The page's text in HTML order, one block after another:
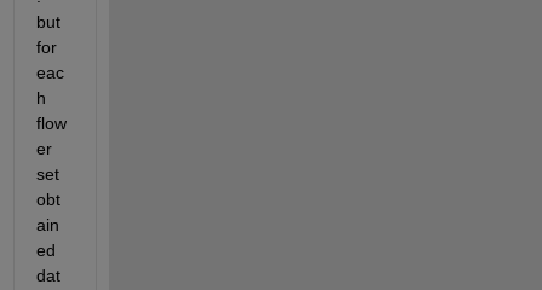
but
for
eac
h
flow
er
set
obt
ain
ed
dat